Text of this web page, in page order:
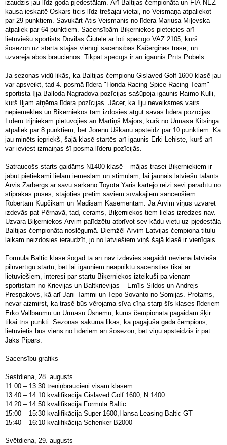
izaudzis jau līdz goda pjedestālam. Arī Baltijas čempionāta un FIA NEZ
kausa ieskaitē Oskars ticis līdz trešajai vietai, no Veismaņa atpaliekot
par 29 punktiem. Savukārt Atis Veismanis no līdera Mariusa Miļevska
atpaliek par 64 punktiem. Sacensībām Biķerniekos pieteicies arī
lietuviešu sportists Dovilas Čiutele ar ļoti spēcīgo VAZ 2105, kurš
šosezon uz starta stājās vienīgi sacensībās Kačergines trasē, un
uzvarēja abos braucienos. Tikpat spēcīgs ir arī igaunis Prīts Pobels.
Ja sezonas vidū likās, ka Baltijas čempionu Gislaved Golf 1600 klasē jau
var apsveikt, tad 4. posmā līdera "Honda Racing Spice Racing Team"
sportista Iļja Balloda-Nagradova pozīcijas sašūpoja igaunis Raimo Kulli,
kurš Iļjam atņēma līdera pozīcijas. Jācer, ka Iļju neveiksmes vairs
nepiemeklēs un Biķerniekos tam izdosies atgūt savas līdera pozīcijas.
Līderu trijniekam pietuvojies arī Mārtiņš Majors, kurš no Urmasa Kitsinga
atpaliek par 8 punktiem, bet Jorenu Uškānu apsteidz par 10 punktiem. Kā
jau minēts iepriekš, šajā klasē startēs arī igaunis Erki Lehiste, kurš arī
var ieviest izmaiņas šī posma līderu pozīcijās.
Satraucošs starts gaidāms N1400 klasē – mājas trasei Biķerniekiem ir
jābūt pietiekami lielam iemeslam un stimulam, lai jaunais latviešu talants
Arvis Zārbergs ar savu sarkano Toyota Yaris kārtējo reizi sevi parādītu no
stiprākās puses, stājoties pretim saviem sīvākajiem sāncenšiem
Robertam Kupčikam un Madisam Kasementam. Ja Arvim viņus uzvarēt
izdevās pat Pērnavā, tad, cerams, Biķerniekos tiem lielas izredzes nav.
Uzvara Biķerniekos Arvim palīdzētu atbrīvot sev kādu vietu uz pjedestāla
Baltijas čempionāta noslēgumā. Diemžēl Arvim Latvijas čempiona titulu
laikam neizdosies ieraudzīt, jo no latviešiem viņš šajā klasē ir vienīgais.
Formula Baltic klasē šogad tā arī nav izdevies sagaidīt neviena latvieša
pilnvērtīgu startu, bet lai igauņiem neapniktu sacensties tikai ar
lietuviešiem, interesi par startu Biķerniekos izteikuši pa vienam
sportistam no Krievijas un Baltkrievijas – Emīls Sildos un Andrejs
Presņakovs, kā arī Jani Tammi un Tepo Sovanto no Somijas. Protams,
nevar aizmirst, ka trasē būs vērojama sīva cīņa starp šīs klases līderiem
Erko Vallbaumu un Urmasu Ūsnēmu, kurus čempionātā pagaidām šķir
tikai trīs punkti. Sezonas sākumā likās, ka pagājušā gada čempions,
lietuvietis būs viens no līderiem arī šosezon, bet viņu apsteidzis ir pat
Jāks Pipars.
Sacensību grafiks
Sestdiena, 28. augusts
11:00 – 13:30 treniņbraucieni visām klasēm
13:40 – 14:10 kvalifikācija Gislaved Golf 1600, N 1400
14:20 – 14:50 kvalifikācija Formula Baltic
15:00 – 15:30 kvalifikācija Super 1600,Hansa Leasing Baltic GT
15:40 – 16:10 kvalifikācija Schenker B2000
Svētdiena, 29. augusts